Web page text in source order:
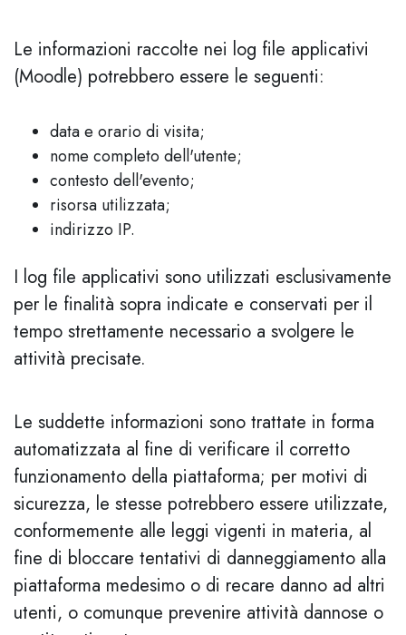
Le informazioni raccolte nei log file applicativi
(Moodle) potrebbero essere le seguenti:
data e orario di visita;
nome completo dell'utente;
contesto dell'evento;
risorsa utilizzata;
indirizzo IP.
I log file applicativi sono utilizzati esclusivamente
per le finalità sopra indicate e conservati per il
tempo strettamente necessario a svolgere le
attività precisate.
Le suddette informazioni sono trattate in forma
automatizzata al fine di verificare il corretto
funzionamento della piattaforma; per motivi di
sicurezza, le stesse potrebbero essere utilizzate,
conformemente alle leggi vigenti in materia, al
fine di bloccare tentativi di danneggiamento alla
piattaforma medesimo o di recare danno ad altri
utenti, o comunque prevenire attività dannose o